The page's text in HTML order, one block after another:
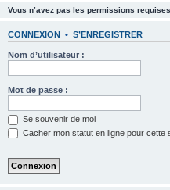
Vous n’avez pas les permissions
CONNEXION • S’ENREGISTRER
Nom d’utilisateur :
Mot de passe :
Se souvenir de moi
Cacher mon statut en ligne pour cette